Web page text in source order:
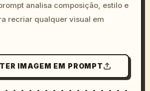
analisa composição, estilo e
recriar qualquer visual em
IMAGEM EM PROMPT